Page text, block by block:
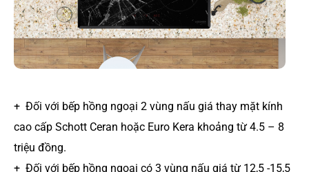
+ Đối với bếp hồng ngoại 2 vùng nấu giá thay mặt kính
cao cấp Schott Ceran hoặc Euro Kera khoảng từ 4.5 – 8
triệu đồng.
+ Đối với bếp hồng ngoại có 3 vùng nấu giá từ 12,5 -15,5